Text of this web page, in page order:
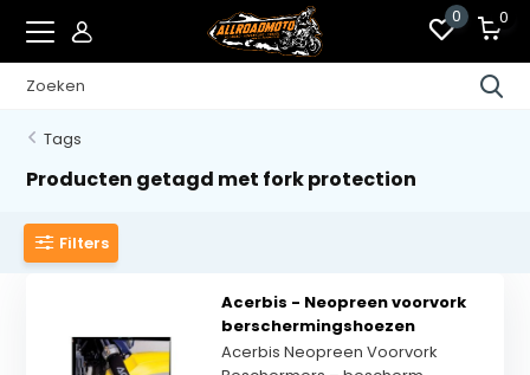
0 0
Tags
Producten getagd met fork protection
Filters
Acerbis - Neopreen voorvork
berschermingshoezen
Acerbis Neopreen Voorvork